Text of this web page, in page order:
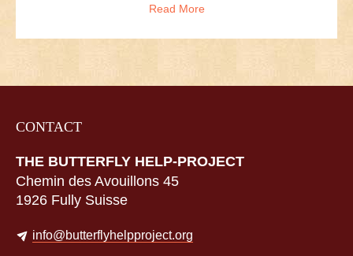
Read More
CONTACT
THE BUTTERFLY HELP-PROJECT
Chemin des Avouillons 45
1926 Fully Suisse
info@butterflyhelpproject.org